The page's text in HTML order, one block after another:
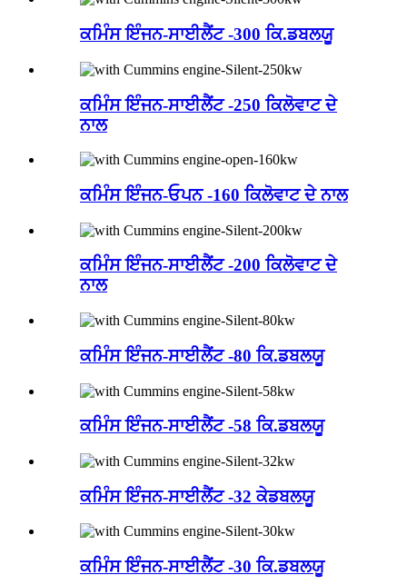
ਕਮਿੰਸ ਇੰਜਨ-ਸਾਈਲੈਂਟ -300 ਕਿ.ਡਬਲਯੂ
ਕਮਿੰਸ ਇੰਜਨ-ਸਾਈਲੈਂਟ -250 ਕਿਲੋਵਾਟ ਦੇ
ਨਾਲ
ਕਮਿੰਸ ਇੰਜਨ-ਓਪਨ -160 ਕਿਲੋਵਾਟ ਦੇ ਨਾਲ
ਕਮਿੰਸ ਇੰਜਨ-ਸਾਈਲੈਂਟ -200 ਕਿਲੋਵਾਟ ਦੇ
ਨਾਲ
ਕਮਿੰਸ ਇੰਜਨ-ਸਾਈਲੈਂਟ -80 ਕਿ.ਡਬਲਯੂ
ਕਮਿੰਸ ਇੰਜਨ-ਸਾਈਲੈਂਟ -58 ਕਿ.ਡਬਲਯੂ
ਕਮਿੰਸ ਇੰਜਨ-ਸਾਈਲੈਂਟ -32 ਕੇਡਬਲਯੂ
ਕਮਿੰਸ ਇੰਜਨ-ਸਾਈਲੈਂਟ -30 ਕਿ.ਡਬਲਯੂ